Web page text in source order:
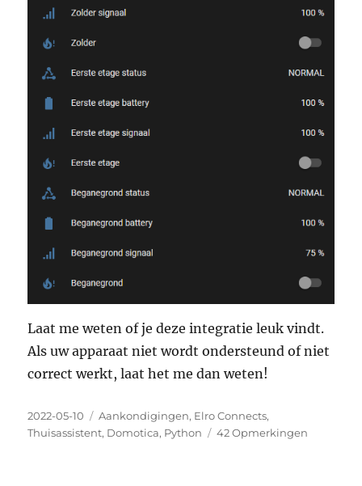
Laat me weten of je deze integratie leuk vindt.
Als uw apparaat niet wordt ondersteund of niet
correct werkt, laat het me dan weten!
Geplaatst
op
2022-05-10 Categorieën
Aankondigingen, Elro Connects,
Thuisassistent, Domotica, Python 42 Opmerkingen